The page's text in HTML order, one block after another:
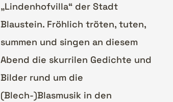
„Lindenhofvilla“ der Stadt
Blaustein. Fröhlich tröten, tuten,
summen und singen an diesem
Abend die skurrilen Gedichte und
Bilder rund um die
(Blech-)Blasmusik in den